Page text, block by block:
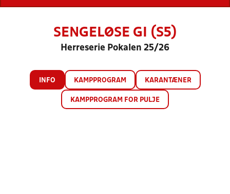
SENGELØSE GI (S5)
Herreserie Pokalen 25/26
INFO KAMPPROGRAM KARANTÆNER
KAMPPROGRAM FOR PULJE